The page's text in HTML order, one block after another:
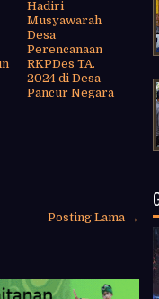
Hadiri
Musyawarah
Desa
Perencanaan
RKPDes TA.
2024 di Desa
Pancur Negara
Posting Lama →